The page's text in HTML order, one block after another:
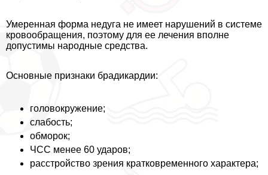
Умеренная форма недуга не имеет нарушений в системе
кровообращения, поэтому для ее лечения вполне
допустимы народные средства.
Основные признаки брадикардии:
головокружение;
слабость;
обморок;
ЧСС менее 60 ударов;
расстройство зрения кратковременного хаpaктера;